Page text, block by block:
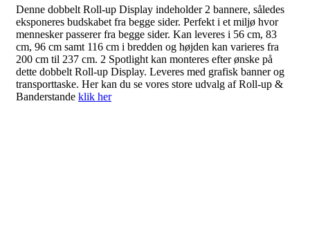
Denne dobbelt Roll-up Display indeholder 2 bannere, således
eksponeres budskabet fra begge sider. Perfekt i et miljø hvor
mennesker passerer fra begge sider. Kan leveres i 56 cm, 83
cm, 96 cm samt 116 cm i bredden og højden kan varieres fra
200 cm til 237 cm. 2 Spotlight kan monteres efter ønske på
dette dobbelt Roll-up Display. Leveres med grafisk banner og
transporttaske. Her kan du se vores store udvalg af Roll-up &
Banderstande klik her